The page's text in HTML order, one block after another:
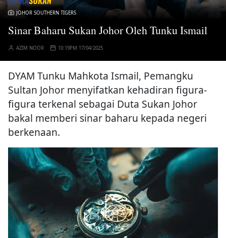
JOHOR SOUTHERN TIGERS
Sinar Baharu Sukan Johor Oleh Tunku Ismail
AZIM NOOR 10:19PM 17/04/2025
DYAM Tunku Mahkota Ismail, Pemangku
Sultan Johor menyifatkan kehadiran figura-
figura terkenal sebagai Duta Sukan Johor
bakal memberi sinar baharu kepada negeri
berkenaan.